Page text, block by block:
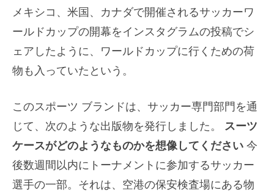
メキシコ、米国、カナダで開催されるサッカーワ
ールドカップの開幕をインスタグラムの投稿でシ
ェアしたように、ワールドカップに行くための荷
物も入っていたという。
このスポーツ ブランドは、サッカー専門部門を通
じて、次のような出版物を発行しました。
スーツ
ケースがどのようなものかを想像してください 今
後数週間以内にトーナメントに参加するサッカー
選手の一部。それは、空港の保安検査場にある物